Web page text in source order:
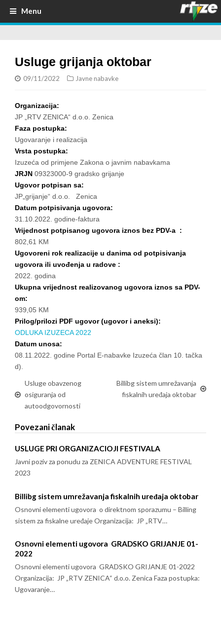
Menu
Usluge grijanja oktobar
09/11/2022 Javne nabavke
Organizacija:
JP „RTV ZENICA“ d.o.o. Zenica
Faza postupka:
Ugovaranje i realizacija
Vrsta postupka:
Izuzeća od primjene Zakona o javnim nabavkama
JRJN 09323000-9 gradsko grijanje
Ugovor potpisan sa:
JP„grijanje“ d.o.o. Zenica
Datum potpisivanja ugovora:
31.10.2022. godine-faktura
Vrijednost potpisanog ugovora iznos bez PDV-a :
802,61 KM
Ugovoreni rok realizacije u danima od potpisivanja
ugovora ili uvođenja u radove :
2022. godina
Ukupna vrijednost realizovanog ugovora iznos sa PDV-
om:
939,05 KM
Prilog/prilozi PDF ugovor (ugovor i aneksi):
ODLUKA IZUZECA 2022
Datum unosa:
08.11.2022. godine Portal E-nabavke Izuzeća član 10. tačka
d).
Usluge obavzenog
osiguranja od
autoodgovornosti
Billibg sistem umrežavanja
fiskalnih uređaja oktobar
Povezani članak
USLUGE PRI ORGANIZACIOJI FESTIVALA
Javni poziv za ponudu za ZENICA ADVENTURE FESTIVAL
2023
Billibg sistem umrežavanja fiskalnih uređaja oktobar
Osnovni elementi ugovora o direktnom sporazumu – Billing
sistem za fiskalne uređaje Organizacija: JP „RTV…
Osnovni elementi ugovora GRADSKO GRIJANJE 01-
2022
Osnovni elementi ugovora GRADSKO GRIJANJE 01-2022
Organizacija: JP „RTV ZENICA“ d.o.o. Zenica Faza postupka:
Ugovaranje…